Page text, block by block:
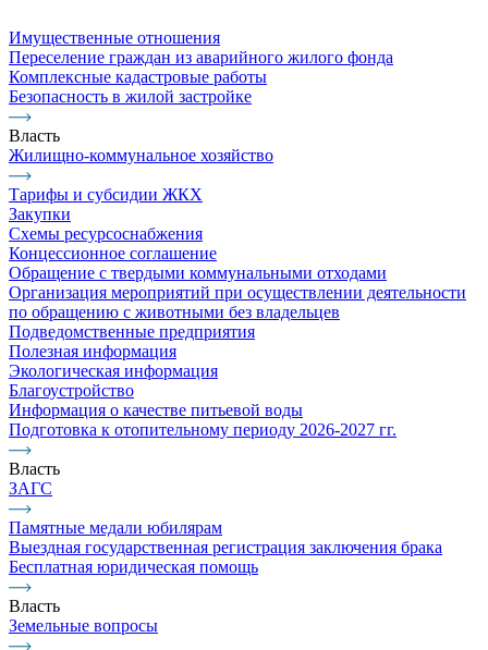
Имущественные отношения
Переселение граждан из аварийного жилого фонда
Комплексные кадастровые работы
Безопасность в жилой застройке
Власть
Жилищно-коммунальное хозяйство
Тарифы и субсидии ЖКХ
Закупки
Схемы ресурсоснабжения
Концессионное соглашение
Обращение с твердыми коммунальными отходами
Организация мероприятий при осуществлении деятельности
по обращению с животными без владельцев
Подведомственные предприятия
Полезная информация
Экологическая информация
Благоустройство
Информация о качестве питьевой воды
Подготовка к отопительному периоду 2026-2027 гг.
Власть
ЗАГС
Памятные медали юбилярам
Выездная государственная регистрация заключения брака
Бесплатная юридическая помощь
Власть
Земельные вопросы